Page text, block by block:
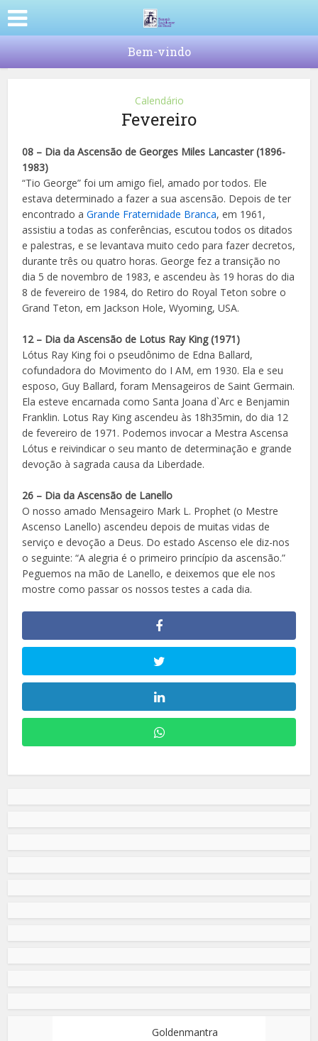
Bem-vindo
Calendário
Fevereiro
08 – Dia da Ascensão de Georges Miles Lancaster (1896-
1983)
“Tio George” foi um amigo fiel, amado por todos. Ele
estava determinado a fazer a sua ascensão. Depois de ter
encontrado aGrande Fraternidade Branca, em 1961,
assistiu a todas as conferências, escutou todos os ditados
e palestras, e se levantava muito cedo para fazer decretos,
durante três ou quatro horas. George fez a transição no
dia 5 de novembro de 1983, e ascendeu às 19 horas do dia
8 de fevereiro de 1984, do Retiro do Royal Teton sobre o
Grand Teton, em Jackson Hole, Wyoming, USA.
12 – Dia da Ascensão de Lotus Ray King (1971)
Lótus Ray King foi o pseudônimo de Edna Ballard,
cofundadora do Movimento do I AM, em 1930. Ela e seu
esposo, Guy Ballard, foram Mensageiros de Saint Germain.
Ela esteve encarnada como Santa Joana d`Arc e Benjamin
Franklin. Lotus Ray King ascendeu às 18h35min, do dia 12
de fevereiro de 1971. Podemos invocar a Mestra Ascensa
Lótus e reivindicar o seu manto de determinação e grande
devoção à sagrada causa da Liberdade.
26 – Dia da Ascensão de Lanello
O nosso amado Mensageiro Mark L. Prophet (o Mestre
Ascenso Lanello) ascendeu depois de muitas vidas de
serviço e devoção a Deus. Do estado Ascenso ele diz-nos
o seguinte: “A alegria é o primeiro princípio da ascensão.”
Peguemos na mão de Lanello, e deixemos que ele nos
mostre como passar os nossos testes a cada dia.
Goldenmantra